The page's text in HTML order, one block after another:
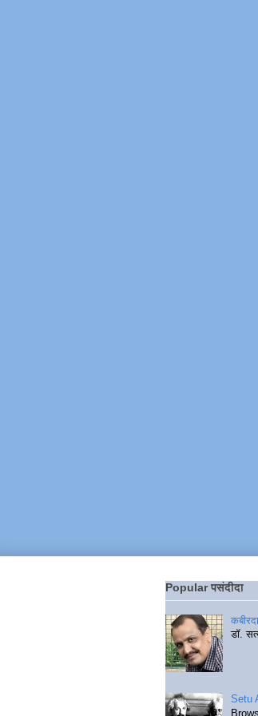
Popular पसंदीदा
डॉ.
Setu